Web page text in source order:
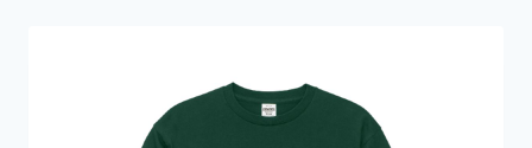
HK$139.0